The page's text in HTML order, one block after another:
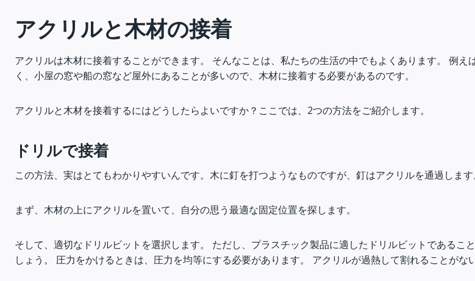
アクリルと木材の接着
アクリルは木材に接着することができます。 そんなことは、私たちの生活の中でもよくあります。 例
く、小屋の窓や船の窓など屋外にあることが多いので、木材に接着する必要があるのです。
アクリルと木材を接着するにはどうしたらよいですか？ここでは、2つの方法をご紹介します。
ドリルで接着
この方法、実はとてもわかりやすいんです。木に釘を打つようなものですが、釘はアクリルを通過します
まず、木材の上にアクリルを置いて、自分の思う最適な固定位置を探します。
そして、適切なドリルビットを選択します。 ただし、プラスチック製品に適したドリルビットであるこ
しょう。 圧力をかけるときは、圧力を均等にする必要があります。 アクリルが過熱して割れることがな